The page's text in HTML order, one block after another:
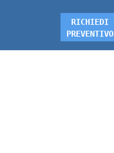
RICHIEDI
PREVENTIVO